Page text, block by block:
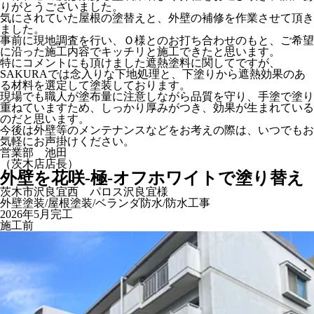
りがとうございました。
気にされていた屋根の塗替えと、外壁の補修を作業させて頂き
ました。
事前に現地調査を行い、Ｏ様とのお打ち合わせのもと、ご希望
に沿った施工内容でキッチリと施工できたと思います。
特にコメントにも頂けました遮熱塗料に関してですが、
SAKURAでは念入りな下地処理と、下塗りから遮熱効果のあ
る材料を選定して塗装しております。
現場でも職人が塗布量に注意しながら品質を守り、手塗で塗り
重ねていますため、しっかり厚みがつき、効果が生まれている
のだと思います。
今後は外壁等のメンテナンスなどをお考えの際は、いつでもお
気軽にお声掛けください。
営業部 池田
（茨木店店長）
外壁を花咲-極-オフホワイトで塗り替え
茨木市沢良宜西 パロス沢良宜様
外壁塗装/屋根塗装/ベランダ防水/防水工事
2026年5月完工
施工前